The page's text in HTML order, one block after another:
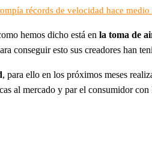
récords de velocidad hace medio
hemos dicho está en la toma de
conseguir esto sus creadores han
, para ello en los próximos meses
al mercado y par el consumidor